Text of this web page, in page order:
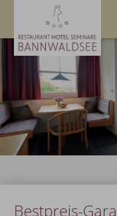
Das Hotel
Das Allgäu
Wellness
Bestpreis-